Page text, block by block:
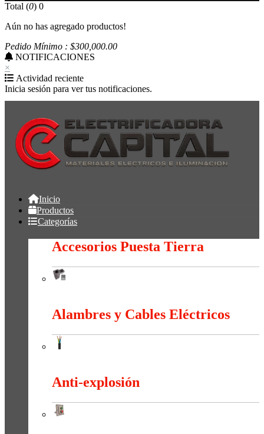
Total (0) 0
Aún no has agregado productos!
Pedido Mínimo : $300,000.00
NOTIFICACIONES
×
Actividad reciente
Inicia sesión para ver tus notificaciones.
Inicio
Productos
Categorías
Accesorios Puesta Tierra
Alambres y Cables Eléctricos
Anti-explosión